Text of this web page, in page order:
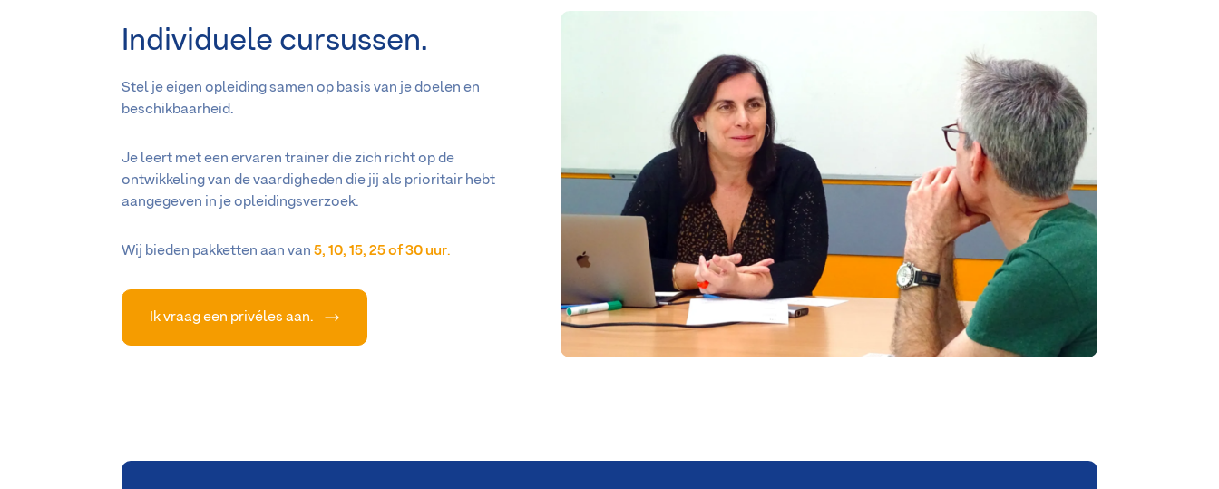
Individuele cursussen.
Stel je eigen opleiding samen op basis van je doelen en
beschikbaarheid.
Je leert met een ervaren trainer die zich richt op de
ontwikkeling van de vaardigheden die jij als prioritair hebt
aangegeven in je opleidingsverzoek.
Wij bieden pakketten aan van5, 10, 15, 25 of 30 uur.
Ik vraag een privéles aan.